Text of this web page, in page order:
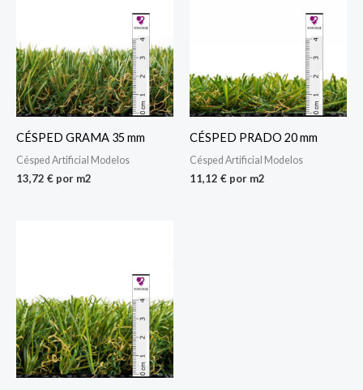
CÉSPED GRAMA 35 mm
Césped Artificial Modelos
13,72 € por m2
CÉSPED PRADO 20 mm
Césped Artificial Modelos
11,12 € por m2